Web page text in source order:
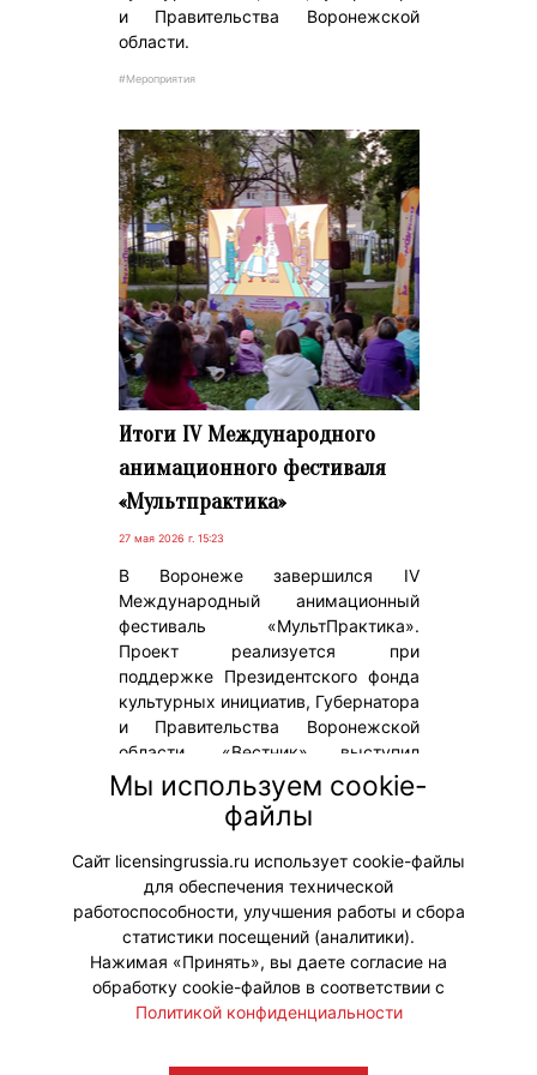
и Правительства Воронежской
области.
#Мероприятия
Итоги IV Международного
анимационного фестиваля
«Мультпрактика»
27 мая 2026 г. 15:23
В Воронеже завершился IV
Международный анимационный
фестиваль «МультПрактика».
Проект реализуется при
поддержке Президентского фонда
культурных инициатив, Губернатора
и Правительства Воронежской
области. «Вестник» выступил
информационным партнером
события. На мероприятии
распространялся весенний выпуск
журнала.
#Мероприятия
Мы используем cookie-
файлы
Сайт licensingrussia.ru использует cookie-файлы
для обеспечения технической
работоспособности, улучшения работы и сбора
статистики посещений (аналитики).
Нажимая «Принять», вы даете согласие на
обработку cookie-файлов в соответствии с
Политикой конфиденциальности